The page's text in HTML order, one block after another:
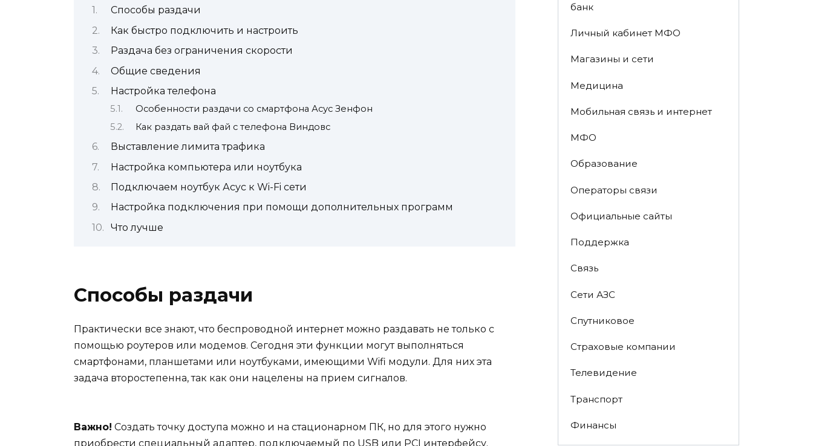
Способы раздачи
Как быстро подключить и настроить
Раздача без ограничения скорости
Общие сведения
Настройка телефона
Особенности раздачи со смартфона Асус Зенфон
Как раздать вай фай с телефона Виндовс
Выставление лимита трафика
Настройка компьютера или ноутбука
Подключаем ноутбук Асус к Wi-Fi сети
Настройка подключения при помощи дополнительных программ
Что лучше
Способы раздачи
Практически все знают, что беспроводной интернет можно раздавать не только с
помощью роутеров или модемов. Сегодня эти функции могут выполняться
смартфонами, планшетами или ноутбуками, имеющими Wifi модули. Для них эта
задача второстепенна, так как они нацелены на прием сигналов.
Важно! Создать точку доступа можно и на стационарном ПК, но для этого нужно
приобрести специальный адаптер, подключаемый по USB или PCI интерфейсу.
банк
Личный кабинет МФО
Магазины и сети
Медицина
Мобильная связь и интернет
МФО
Образование
Операторы связи
Официальные сайты
Поддержка
Связь
Сети АЗС
Спутниковое
Страховые компании
Телевидение
Транспорт
Финансы